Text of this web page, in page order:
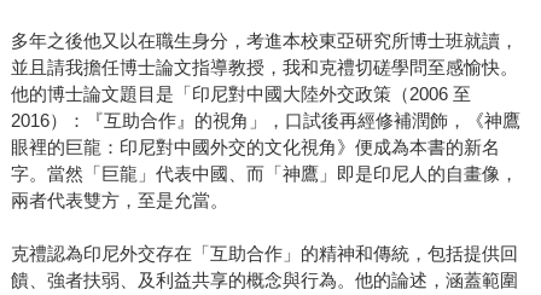
多年之後他又以在職生身分，考進本校東亞研究所博士班就讀，
並且請我擔任博士論文指導教授，我和克禮切磋學問至感愉快。
他的博士論文題目是「印尼對中國大陸外交政策（2006 至
2016）：『互助合作』的視角」，口試後再經修補潤飾，《神鷹
眼裡的巨龍：印尼對中國外交的文化視角》便成為本書的新名
字。當然「巨龍」代表中國、而「神鷹」即是印尼人的自畫像，
兩者代表雙方，至是允當。
克禮認為印尼外交存在「互助合作」的精神和傳統，包括提供回
饋、強者扶弱、及利益共享的概念與行為。他的論述，涵蓋範圍